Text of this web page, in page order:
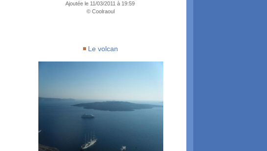
Ajoutée le 11/03/2011 à 19:59
© Coolraoul
Le volcan